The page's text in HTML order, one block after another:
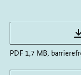
PDF 1,7 MB,